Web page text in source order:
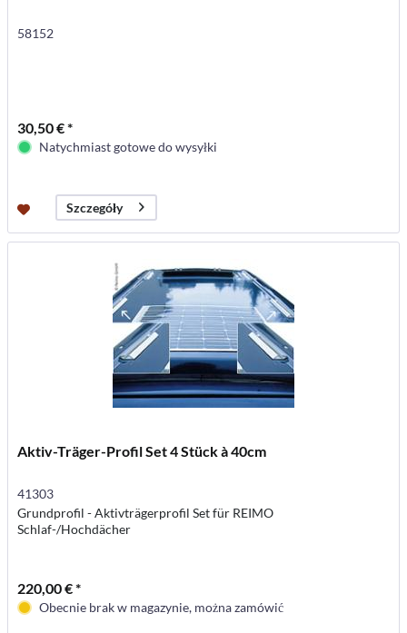
58152
30,50 € *
Natychmiast gotowe do wysyłki
Szczegóły
Aktiv-Träger-Profil Set 4 Stück à 40cm
41303
Grundprofil - Aktivträgerprofil Set für REIMO
Schlaf-/Hochdächer
220,00 € *
Obecnie brak w magazynie, można zamówić